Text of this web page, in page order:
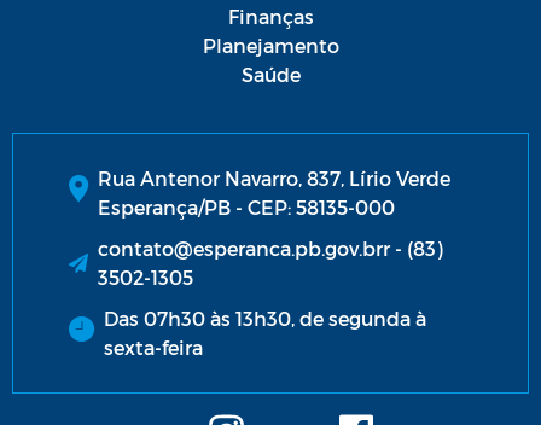
Finanças
Planejamento
Saúde
Rua Antenor Navarro, 837, Lírio Verde
Esperança/PB - CEP: 58135-000
contato@esperanca.pb.gov.brr - (83)
3502-1305
Das 07h30 às 13h30, de segunda à
sexta-feira